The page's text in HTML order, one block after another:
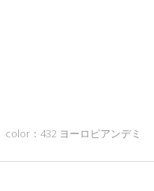
color：432 ヨーロピアンデミ